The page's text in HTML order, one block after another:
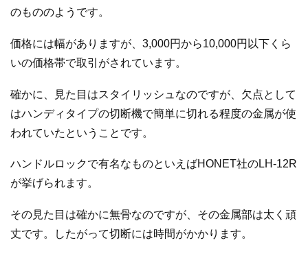
のもののようです。
価格には幅がありますが、3,000円から10,000円以下くら
いの価格帯で取引がされています。
確かに、見た目はスタイリッシュなのですが、欠点として
はハンディタイプの切断機で簡単に切れる程度の金属が使
われていたということです。
ハンドルロックで有名なものといえばHONET社のLH-12R
が挙げられます。
その見た目は確かに無骨なのですが、その金属部は太く頑
丈です。したがって切断には時間がかかります。